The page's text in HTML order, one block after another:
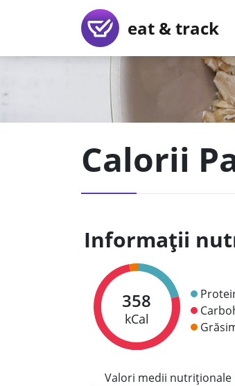
eat & track
Calorii
Informații
358
kCal
Valori medii nutriționale